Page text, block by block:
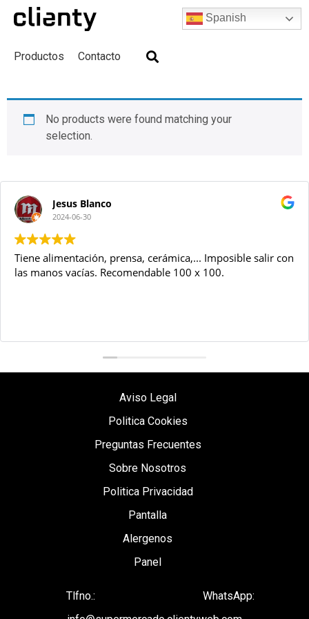
Productos Contacto
Spanish
content
No products were found matching your
selection.
Jesus Blanco
2024-06-30
Tiene alimentación, prensa, cerámica,... Imposible salir con
las manos vacías. Recomendable 100 x 100.
Aviso Legal
Politica Cookies
Preguntas Frecuentes
Sobre Nosotros
Politica Privacidad
Pantalla
Alergenos
Panel
Tlfno.:
WhatsApp: